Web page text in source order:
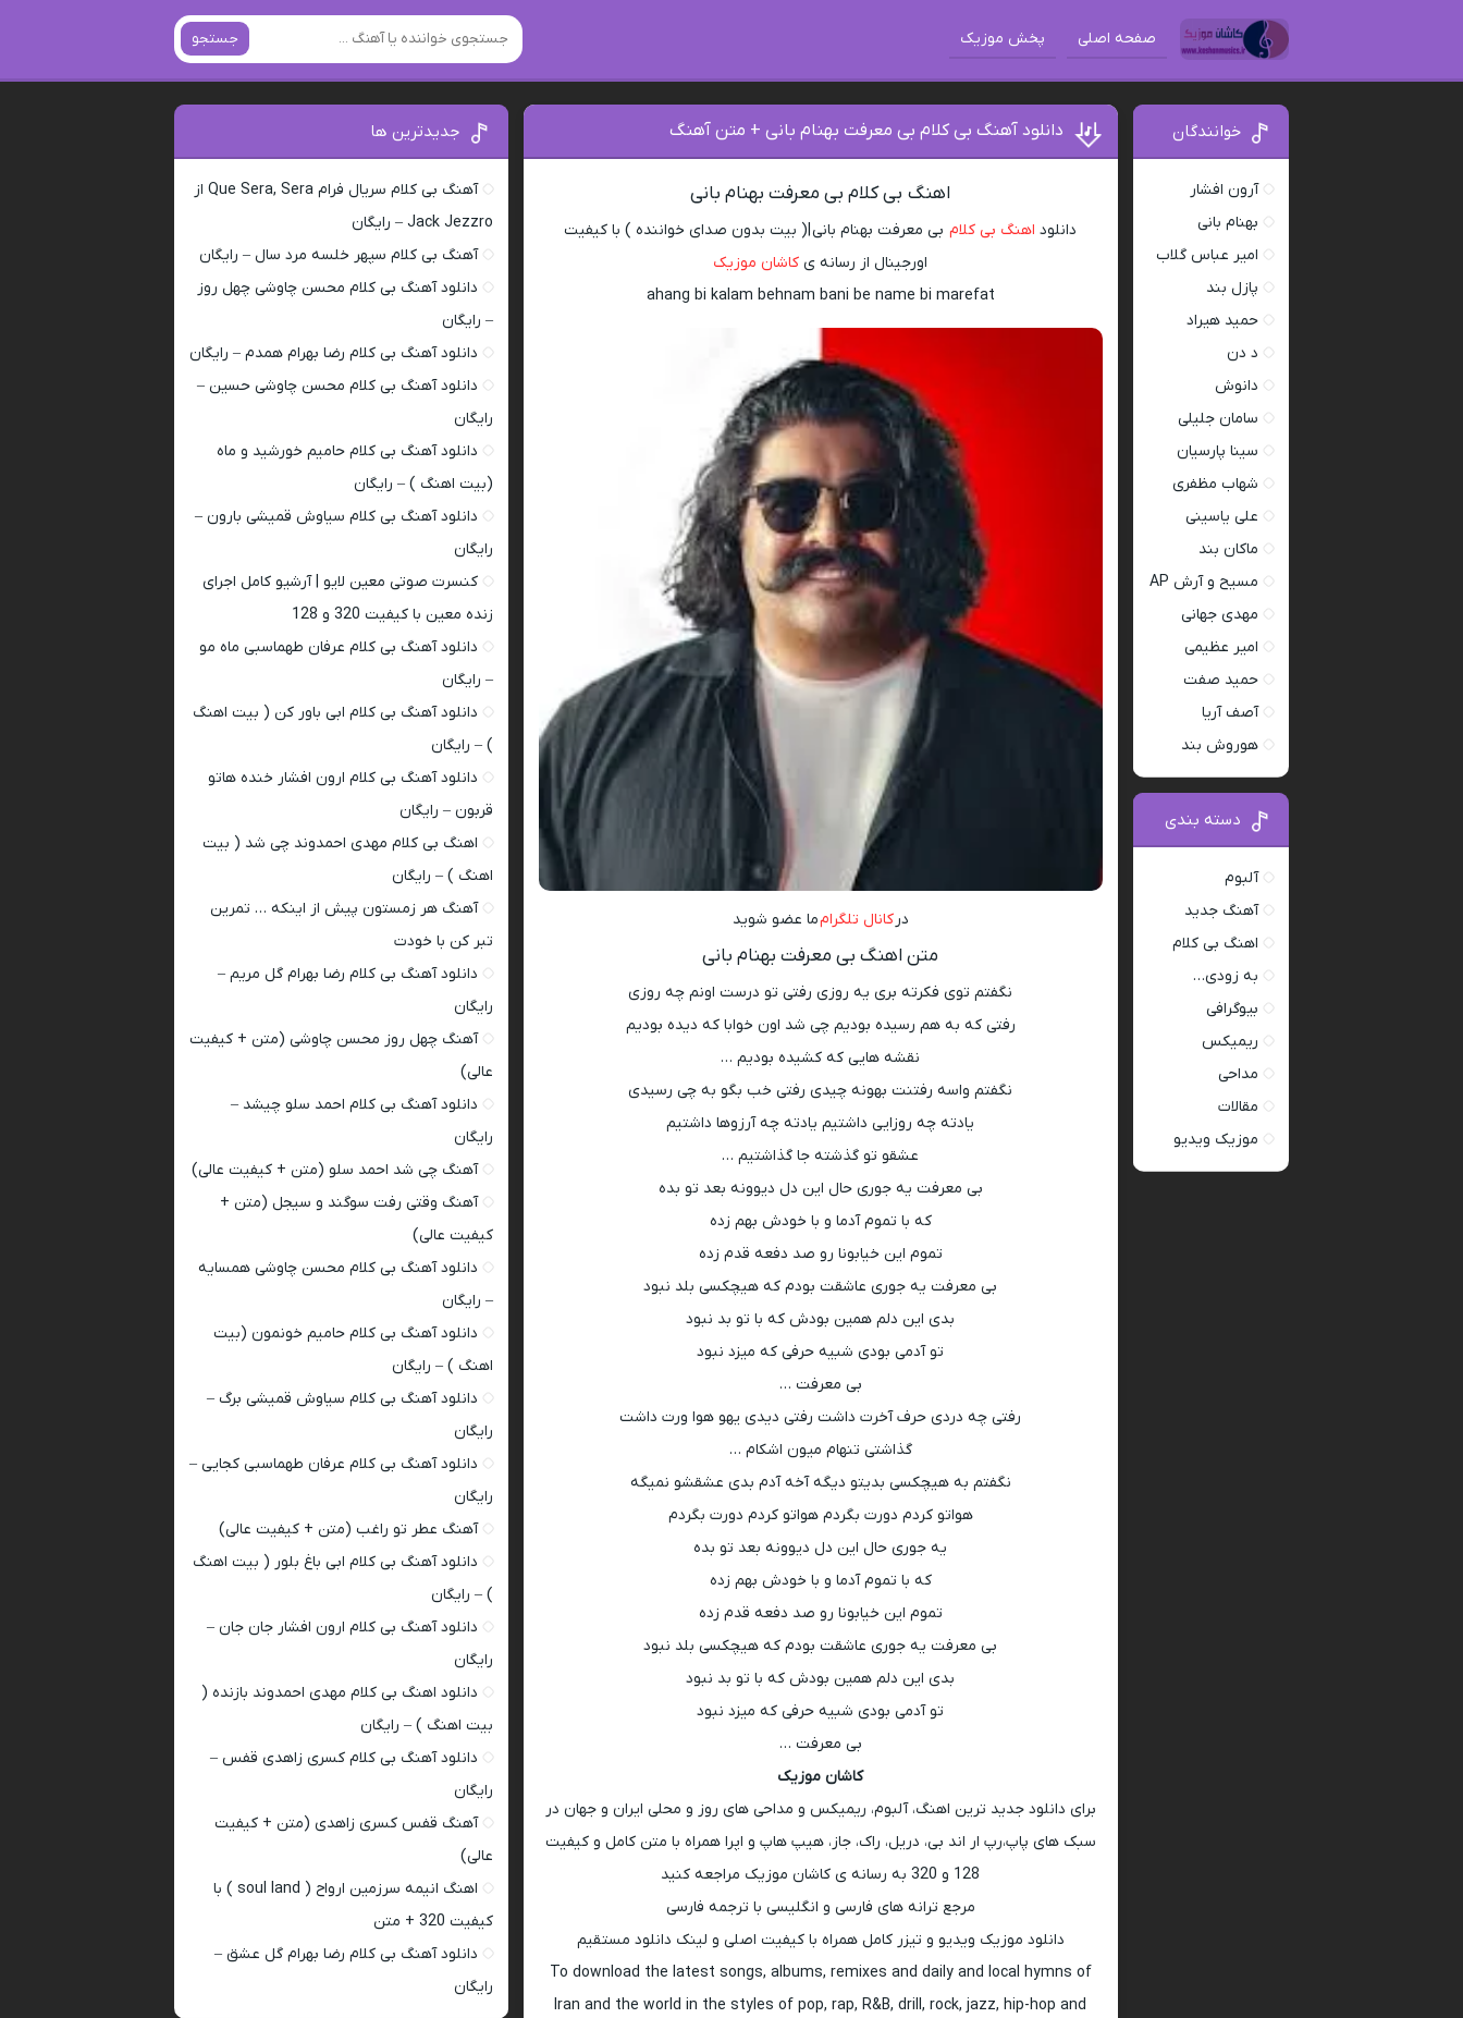
صفحه اصلی پخش موزیک جستجو
دانلود آهنگ بی کلام بی معرفت بهنام بانی + متن آهنگ‌
اهنگ بی کلام بی معرفت بهنام بانی
دانلود اهنگ بی کلامبی معرفت بهنام بانی |( بیت بدون صدای خواننده ) با کیفیت
اورجینال از رسانه ی کاشان موزیک
ahang bi kalam behnam bani be name bi marefat
درکانال تلگرامما عضو شوید
متن اهنگ بی معرفت بهنام بانی
نگفتم توی فکرته بری یه روزی رفتی تو درست اونم چه روزی
رفتی که به هم رسیده بودیم چی شد اون خوابا که دیده بودیم
نقشه هایی که کشیده بودیم …
نگفتم واسه رفتنت بهونه چیدی رفتی خب بگو به چی رسیدی
یادته چه روزایی داشتیم یادته چه آرزوها داشتیم
عشقو تو گذشته جا گذاشتیم …
بی معرفت یه جوری حال این دل دیوونه بعد تو بده
که با تموم آدما و با خودش بهم زده
تموم این خیابونا رو صد دفعه قدم زده
بی معرفت یه جوری عاشقت بودم که هیچکسی بلد نبود
بدی این دلم همین بودش که با تو بد نبود
تو آدمی بودی شبیه حرفی که میزد نبود
بی معرفت …
رفتی چه دردی حرف آخرت داشت رفتی دیدی یهو هوا ورت داشت
گذاشتی تنهام میون اشکام …
نگفتم به هیچکسی بدیتو دیگه آخه آدم بدی عشقشو نمیگه
هواتو کردم دورت بگردم هواتو کردم دورت بگردم
یه جوری حال این دل دیوونه بعد تو بده
که با تموم آدما و با خودش بهم زده
تموم این خیابونا رو صد دفعه قدم زده
بی معرفت یه جوری عاشقت بودم که هیچکسی بلد نبود
بدی این دلم همین بودش که با تو بد نبود
تو آدمی بودی شبیه حرفی که میزد نبود
بی معرفت …
کاشان موزیک
برای دانلود جدید ترین اهنگ، آلبوم، ریمیکس و مداحی های روز و محلی ایران و جهان در
سبک های پاپ،رپ ار اند بی، دریل، راک، جاز، هیپ هاپ و اپرا همراه با متن کامل و کیفیت
128 و 320 به رسانه ی کاشان موزیک مراجعه کنید
مرجع ترانه های فارسی و انگلیسی با ترجمه فارسی
دانلود موزیک ویدیو و تیزر کامل همراه با کیفیت اصلی و لینک دانلود مستقیم
To download the latest songs, albums, remixes and daily and local hymns of
Iran and the world in the styles of pop, rap, R&B, drill, rock, jazz, hip-hop and
خوانندگان
آرون افشار
بهنام بانی
امیر عباس گلاب
پازل بند
حمید هیراد
د دن
دانوش
سامان جلیلی
سینا پارسیان
شهاب مظفری
علی یاسینی
ماکان بند
مسیح و آرش AP
مهدی جهانی
امیر عظیمی
حمید صفت
آصف آریا
هوروش بند
دسته بندی
آلبوم
آهنگ جدید
اهنگ بی کلام
به زودی…
بیوگرافی
ریمیکس
مداحی
مقالات
موزیک ویدیو
جدیدترین ها
آهنگ بی کلام سریال فرام Que Sera, Sera از
Jack Jezzro – رایگان
آهنگ بی کلام سپهر خلسه مرد سال – رایگان
دانلود آهنگ بی کلام محسن چاوشی چهل روز
– رایگان
دانلود آهنگ بی کلام رضا بهرام همدم – رایگان
دانلود آهنگ بی کلام محسن چاوشی حسین –
رایگان
دانلود آهنگ بی کلام حامیم خورشید و ماه
(بیت اهنگ ) – رایگان
دانلود آهنگ بی کلام سیاوش قمیشی بارون –
رایگان
کنسرت صوتی معین لایو | آرشیو کامل اجرای
زنده معین با کیفیت 320 و 128
دانلود آهنگ بی کلام عرفان طهماسبی ماه مو
– رایگان
دانلود آهنگ بی کلام ابی باور کن ( بیت اهنگ
) – رایگان
دانلود آهنگ بی کلام ارون افشار خنده هاتو
قربون – رایگان
اهنگ بی کلام مهدی احمدوند چی شد ( بیت
اهنگ ) – رایگان
آهنگ هر زمستون پیش از اینکه … تمرین
تبر کن با خودت
دانلود آهنگ بی کلام رضا بهرام گل مریم –
رایگان
آهنگ چهل روز محسن چاوشی (متن + کیفیت
عالی)
دانلود آهنگ بی کلام احمد سلو چیشد –
رایگان
آهنگ چی شد احمد سلو (متن + کیفیت عالی)
آهنگ وقتی رفت سوگند و سیجل (متن +
کیفیت عالی)
دانلود آهنگ بی کلام محسن چاوشی همسایه
– رایگان
دانلود آهنگ بی کلام حامیم خونمون (بیت
اهنگ ) – رایگان
دانلود آهنگ بی کلام سیاوش قمیشی برگ –
رایگان
دانلود آهنگ بی کلام عرفان طهماسبی کجایی –
رایگان
آهنگ عطر تو راغب (متن + کیفیت عالی)
دانلود آهنگ بی کلام ابی باغ بلور ( بیت اهنگ
) – رایگان
دانلود آهنگ بی کلام ارون افشار جان جان –
رایگان
دانلود اهنگ بی کلام مهدی احمدوند بازنده (
بیت اهنگ ) – رایگان
دانلود آهنگ بی کلام کسری زاهدی قفس –
رایگان
آهنگ قفس کسری زاهدی (متن + کیفیت
عالی)
اهنگ انیمه سرزمین ارواح ( soul land ) با
کیفیت 320 + متن
دانلود آهنگ بی کلام رضا بهرام گل عشق –
رایگان